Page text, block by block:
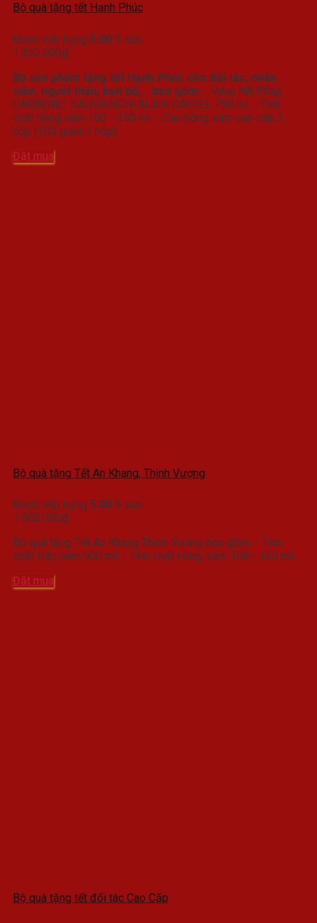
Bộ quà tặng tết Hạnh Phúc
Được xếp hạng 5.00 5 sao
1.830.000₫
Bộ sản phẩm tặng tết Hạnh Phúc cho đối tác, nhân
viên, người thân, bạn bè,... bao gồm: - Vang NK Pháp
CARBENET SAUVIGNON-ALAIN GAYREL 750 ml. - Tinh
chất hồng sâm 100 - 350 ml. - Cao hồng sâm cao cấp 2
hộp (100 gram / hộp).
Đặt mua
Bộ quà tặng Tết An Khang, Thịnh Vượng
Được xếp hạng 5.00 5 sao
1.500.000₫
Bộ quà tặng Tết An Khang Thịnh Vượng bao gồm: - Tinh
chất Hắc sâm 900 ml. - Tinh chất Hồng sâm 100 - 350 ml.
Đặt mua
Bộ quà tặng tết đối tác Cao Cấp